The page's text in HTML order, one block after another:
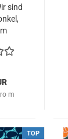
sind
m
TOP